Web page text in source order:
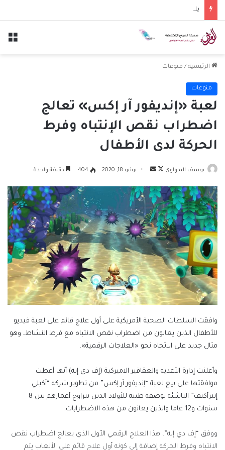
الرئيسية / منوعات
منوعات
لعبة «إنديفور آر إكس» تعالج
اضطراب نقص الإنتباه وفرط
الحركة لدى الأطفال
يوسف البدواوي
تابع
X
أرسل
إلكترونيا
يونيو 18, 2020 404 دقيقة واحدة
وافقت السلطات الصحية الأمريكية على أول علاج قائم على لعبة فيديو
للأطفال الذين يعانون من اضطراب نقص الانتباه مع فرط النشاط، وهو
مثال جديد على الاتجاه نحو «العلاجات الرقمية».
وأعلنت إدارة الأغذية والعقاقير الاميركية (إف دي إيه) أنها أعطت
موافقتها على بيع لعبة “إنديفور آر إكس” من تطوير شركة “أكيلي
إنترأكتف” الناشئة بوصفة طبية للأولاد الذين تتراوح أعمارهم بين 8
سنوات و12 عاما والذين يعانون من هذه الاضطرابات.
ووفق “إف دي إيه”، هذا العلاج الرقمي الأول الذي يعالج اضطراب نقص
الانتباه وفرط الحركة إضافة إلى كونه أول علاج قائم على الألعاب يتم